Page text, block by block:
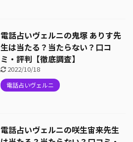
電話占いヴェルニの鬼塚 ありす先
生は当たる？当たらない？口コ
ミ・評判【徹底調査】
2022/10/18
電話占いヴェルニ
電話占いヴェルニの咲生宙来先生